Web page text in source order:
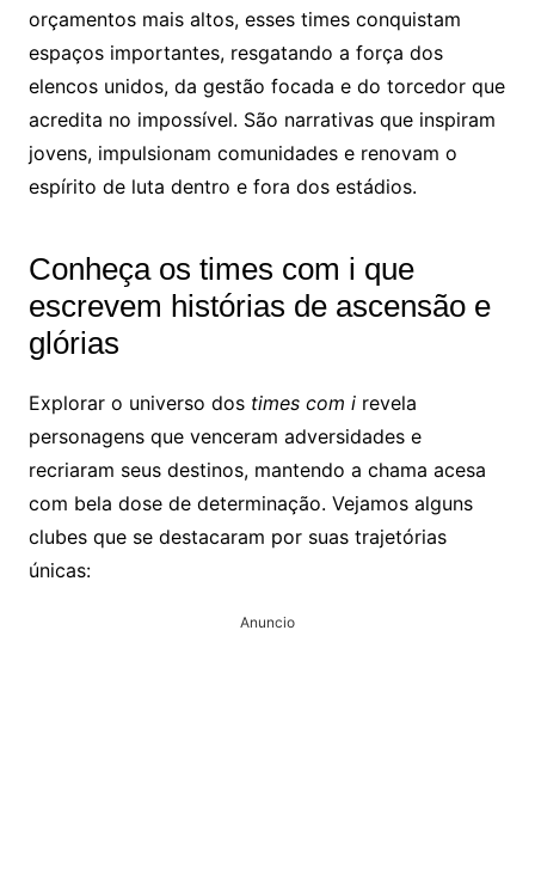
orçamentos mais altos, esses times conquistam
espaços importantes, resgatando a força dos
elencos unidos, da gestão focada e do torcedor que
acredita no impossível. São narrativas que inspiram
jovens, impulsionam comunidades e renovam o
espírito de luta dentro e fora dos estádios.
Conheça os times com i que
escrevem histórias de ascensão e
glórias
Explorar o universo dos times com irevela
personagens que venceram adversidades e
recriaram seus destinos, mantendo a chama acesa
com bela dose de determinação. Vejamos alguns
clubes que se destacaram por suas trajetórias
únicas:
Anuncio